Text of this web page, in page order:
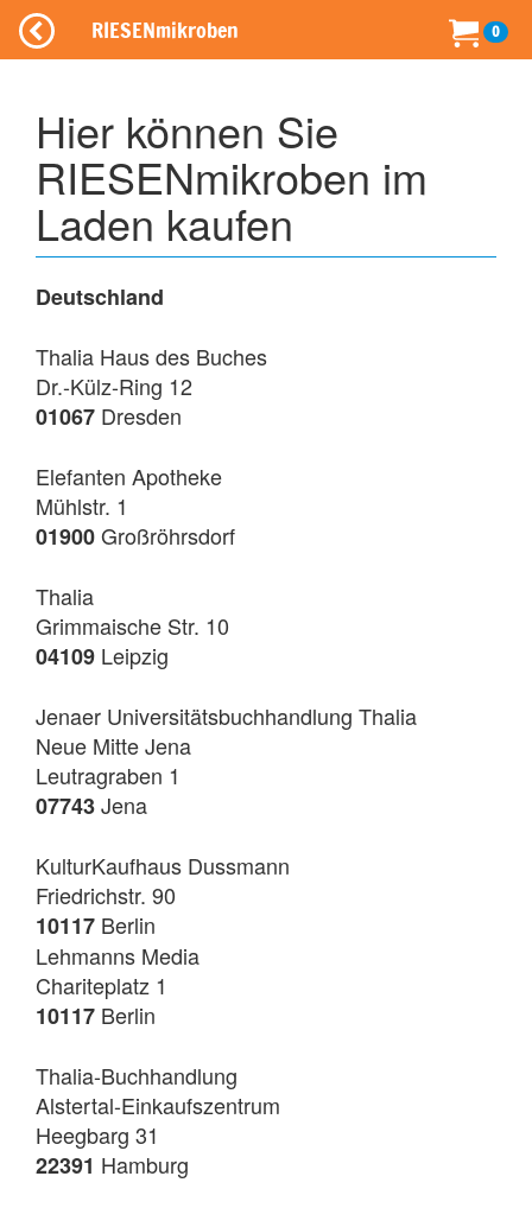
RIESENmikroben 0
Hier können Sie
RIESENmikroben im
Laden kaufen
Deutschland
Thalia Haus des Buches
Dr.-Külz-Ring 12
01067 Dresden
Elefanten Apotheke
Mühlstr. 1
01900Großröhrsdorf
Thalia
Grimmaische Str. 10
04109 Leipzig
Jenaer Universitätsbuchhandlung Thalia
Neue Mitte Jena
Leutragraben 1
07743Jena
KulturKaufhaus Dussmann
Friedrichstr. 90
10117 Berlin
Lehmanns Media
Chariteplatz 1
10117 Berlin
Thalia-Buchhandlung
Alstertal-Einkaufszentrum
Heegbarg 31
22391 Hamburg